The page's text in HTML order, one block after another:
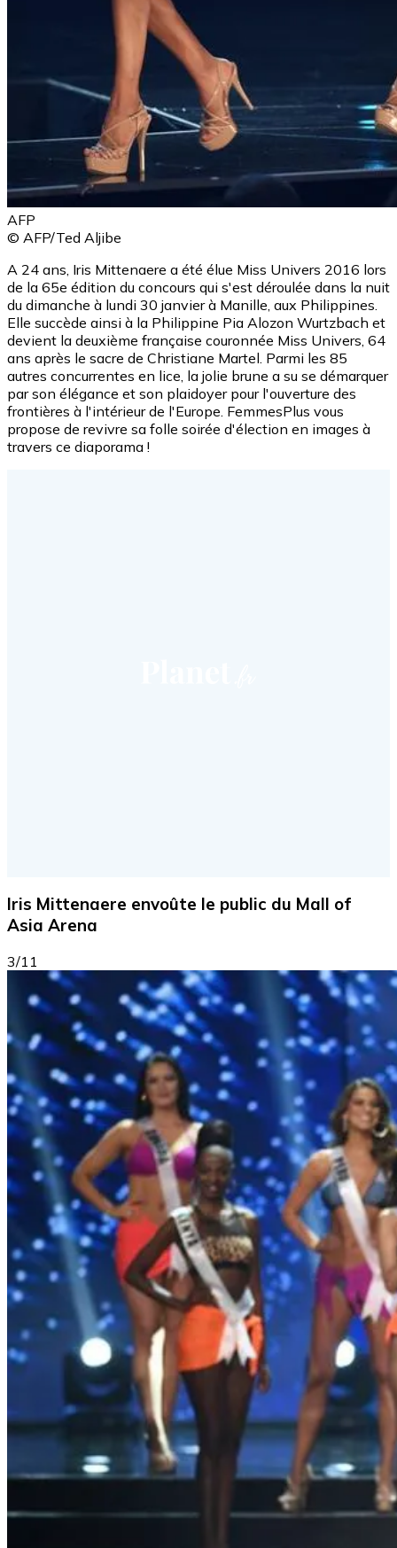
AFP
© AFP/Ted Aljibe
A 24 ans, Iris Mittenaere a été élue Miss Univers 2016 lors
de la 65e édition du concours qui s'est déroulée dans la nuit
du dimanche à lundi 30 janvier à Manille, aux Philippines.
Elle succède ainsi à la Philippine Pia Alozon Wurtzbach et
devient la deuxième française couronnée Miss Univers, 64
ans après le sacre de Christiane Martel. Parmi les 85
autres concurrentes en lice, la jolie brune a su se démarquer
par son élégance et son plaidoyer pour l'ouverture des
frontières à l'intérieur de l'Europe. FemmesPlus vous
propose de revivre sa folle soirée d'élection en images à
travers ce diaporama !
Iris Mittenaere envoûte le public du Mall of
Asia Arena
3/11